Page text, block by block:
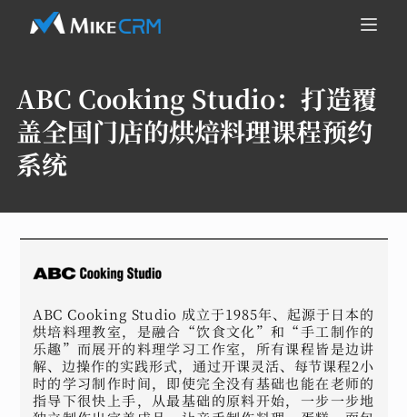
ABC Cooking Studio： 打造覆
盖全国门店的烘焙料理课程预约
系统
ABC Cooking Studio 成立于1985年、起源于日本的
烘培料理教室，是融合“饮食文化”和“手工制作的
乐趣”而展开的料理学习工作室，所有课程皆是边讲
解、边操作的实践形式，通过开课灵活、每节课程2小
时的学习制作时间，即使完全没有基础也能在老师的
指导下很快上手，从最基础的原料开始，一步一步地